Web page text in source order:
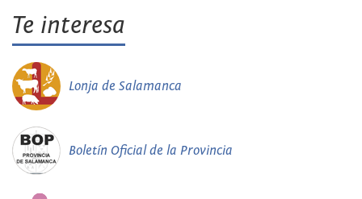
Te interesa
Lonja de Salamanca
Boletín Oficial de la Provincia